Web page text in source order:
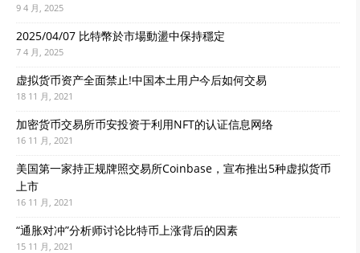
9 4 月, 2025
2025/04/07 比特幣於市場動盪中保持穩定
7 4 月, 2025
虚拟货币资产全面禁止!中国本土用户今后如何交易
18 11 月, 2021
加密货币交易所币安投资于利用NFT的认证信息网络
16 11 月, 2021
美国第一家持正规牌照交易所Coinbase，宣布推出5种虚拟货币
上市
16 11 月, 2021
“通胀对冲”分析师讨论比特币上涨背后的因素
15 11 月, 2021